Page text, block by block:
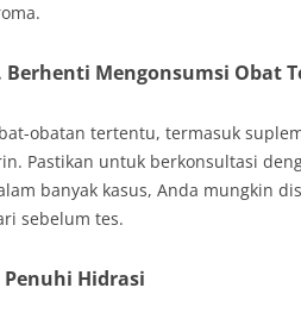
Berhenti Mengonsumsi Obat
obatan tertentu, termasuk
Pastikan untuk berkonsultasi
banyak kasus, Anda mungkin
sebelum tes.
Penuhi Hidrasi